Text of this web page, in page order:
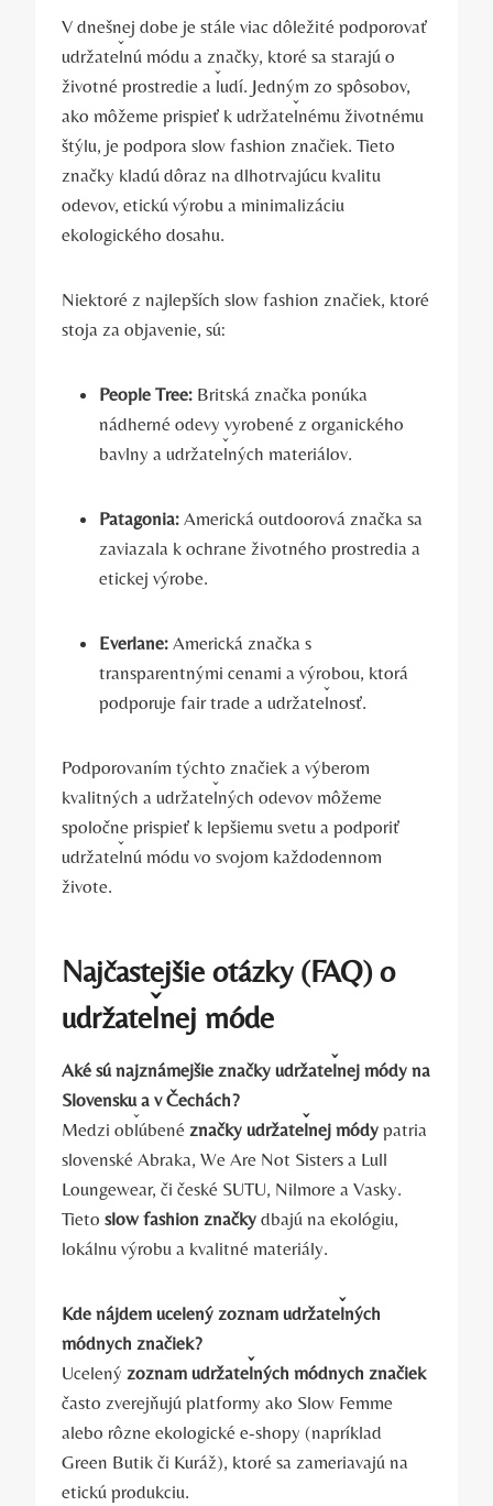
V dnešnej dobe je stále viac dôležité podporovať
udržateľnú módu a značky, ktoré sa starajú o
životné prostredie a ľudí. Jedným zo spôsobov,
ako môžeme prispieť k udržateľnému životnému
štýlu, je podpora slow fashion značiek. Tieto
značky kladú dôraz na dlhotrvajúcu kvalitu
odevov, etickú výrobu a minimalizáciu
ekologického dosahu.
Niektoré z najlepších slow fashion značiek, ktoré
stoja za objavenie, sú:
People Tree: Britská značka ponúka
nádherné odevy vyrobené z organického
bavlny a udržateľných materiálov.
Patagonia: Americká outdoorová značka sa
zaviazala k ochrane životného prostredia a
etickej výrobe.
Everlane: Americká značka s
transparentnými cenami a výrobou, ktorá
podporuje fair trade a udržateľnosť.
Podporovaním týchto značiek a výberom
kvalitných a udržateľných odevov môžeme
spoločne prispieť k lepšiemu svetu a podporiť
udržateľnú módu vo svojom každodennom
živote.
Najčastejšie otázky (FAQ) o
udržateľnej móde
Aké sú najznámejšie značky udržateľnej módy na
Slovensku a v Čechách?
Medzi obľúbené značky udržateľnej módy patria
slovenské Abraka, We Are Not Sisters a Lull
Loungewear, či české SUTU, Nilmore a Vasky.
Tieto slow fashion značky dbajú na ekológiu,
lokálnu výrobu a kvalitné materiály.
Kde nájdem ucelený zoznam udržateľných
módnych značiek?
Ucelený zoznam udržateľných módnych značiek
často zverejňujú platformy ako Slow Femme
alebo rôzne ekologické e-shopy (napríklad
Green Butik či Kuráž), ktoré sa zameriavajú na
etickú produkciu.